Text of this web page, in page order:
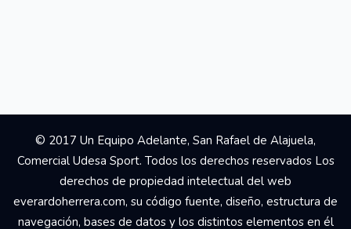
© 2017 Un Equipo Adelante, San Rafael de Alajuela,
Comercial Udesa Sport. Todos los derechos reservados Los
derechos de propiedad intelectual del web
everardoherrera.com, su código fuente, diseño, estructura de
navegación, bases de datos y los distintos elementos en él